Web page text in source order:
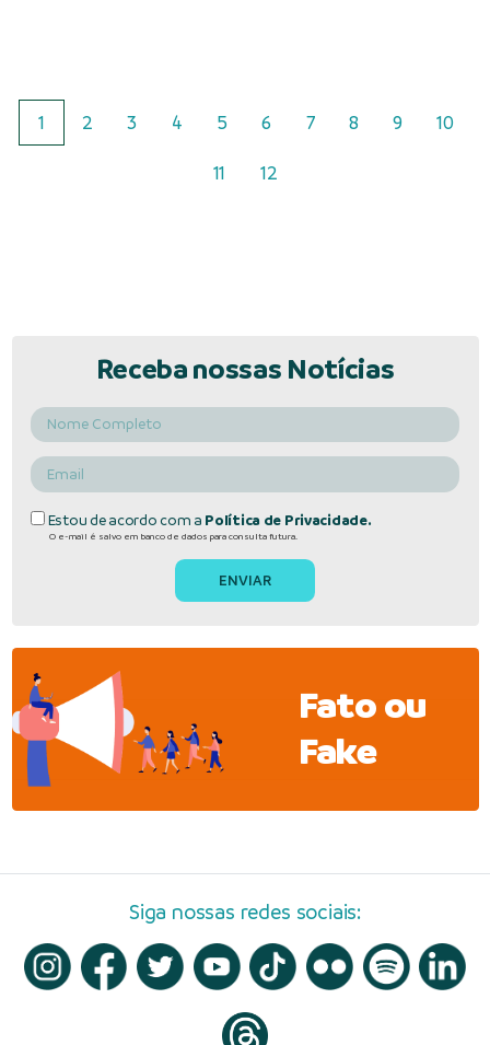
1 2 3 4 5 6 7 8 9 10
11 12
Receba nossas Notícias
Estou de acordo com a Política de Privacidade.
O e-mail é salvo em banco de dados para consulta futura.
Fato ou
Fake
Siga nossas redes sociais: